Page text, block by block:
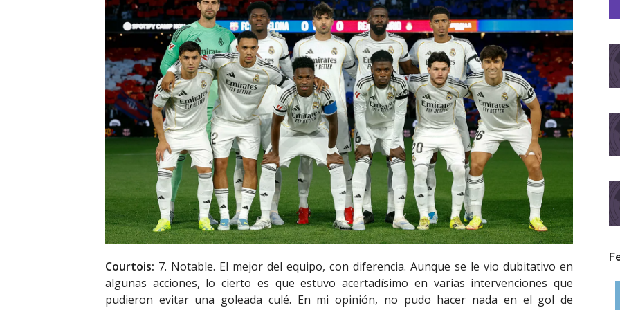
Courtois: 7. Notable. El mejor del equipo, con diferencia. Aunque se le vio dubitativo en
algunas acciones, lo cierto es que estuvo acertadísimo en varias intervenciones que
pudieron evitar una goleada culé. En mi opinión, no pudo hacer nada en el gol de